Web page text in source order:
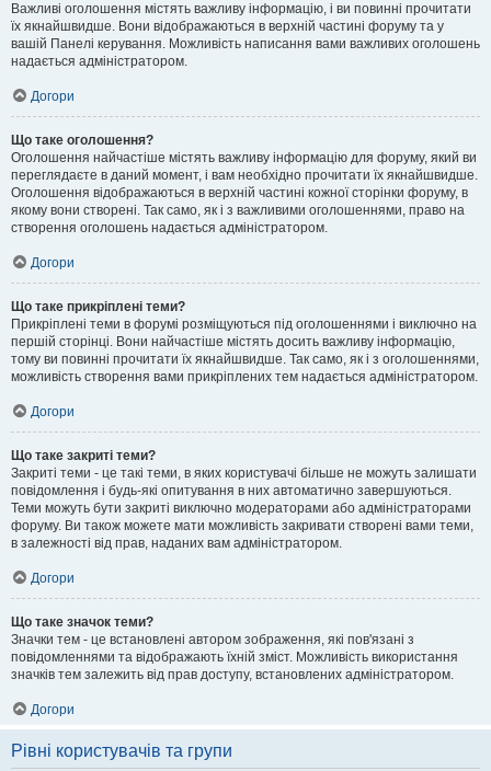
Важливі оголошення містять важливу інформацію, і ви повинні прочитати
їх якнайшвидше. Вони відображаються в верхній частині форуму та у
вашій Панелі керування. Можливість написання вами важливих оголошень
надається адміністратором.
Догори
Що таке оголошення?
Оголошення найчастіше містять важливу інформацію для форуму, який ви
переглядаєте в даний момент, і вам необхідно прочитати їх якнайшвидше.
Оголошення відображаються в верхній частині кожної сторінки форуму, в
якому вони створені. Так само, як і з важливими оголошеннями, право на
створення оголошень надається адміністратором.
Догори
Що таке прикріплені теми?
Прикріплені теми в форумі розміщуються під оголошеннями і виключно на
першій сторінці. Вони найчастіше містять досить важливу інформацію,
тому ви повинні прочитати їх якнайшвидше. Так само, як і з оголошеннями,
можливість створення вами прикріплених тем надається адміністратором.
Догори
Що таке закриті теми?
Закриті теми - це такі теми, в яких користувачі більше не можуть залишати
повідомлення і будь-які опитування в них автоматично завершуються.
Теми можуть бути закриті виключно модераторами або адміністраторами
форуму. Ви також можете мати можливість закривати створені вами теми,
в залежності від прав, наданих вам адміністратором.
Догори
Що таке значок теми?
Значки тем - це встановлені автором зображення, які пов'язані з
повідомленнями та відображають їхній зміст. Можливість використання
значків тем залежить від прав доступу, встановлених адміністратором.
Догори
Рівні користувачів та групи